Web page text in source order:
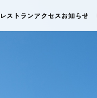
レストランアクセスお知らせ